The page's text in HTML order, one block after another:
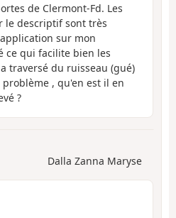
de Clermont-Fd. Les
le descriptif sont très
sur mon
ce qui facilite bien les
traversé du ruisseau (gué)
, qu'en est il en
?
Dalla Zanna Maryse